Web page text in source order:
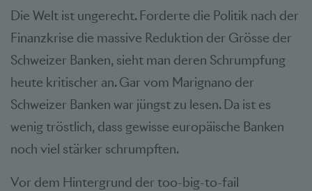
Die Welt ist ungerecht. Forderte die Politik nach der
Finanzkrise die massive Reduktion der Grösse der
Schweizer Banken, sieht man deren Schrumpfung
heute kritischer an. Gar vom Marignano der
Schweizer Banken war jüngst zu lesen. Da ist es
wenig tröstlich, dass gewisse europäische Banken
noch viel stärker schrumpften.
Vor dem Hintergrund der too-big-to-fail